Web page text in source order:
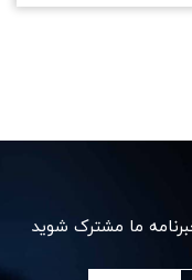
ما مشترک شوید